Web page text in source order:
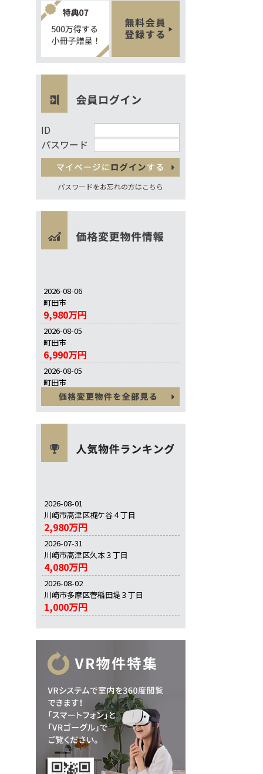
ID
パスワード
パスワードをお忘れの方はこちら
2026-08-06
町田市
9,980万円
2026-08-05
町田市
6,990万円
2026-08-05
町田市
3,790万円
2026-08-01
川崎市高津区梶ケ谷４丁目
2,980万円
2026-07-31
川崎市高津区久本３丁目
4,080万円
2026-08-02
川崎市多摩区菅稲田堤３丁目
1,000万円